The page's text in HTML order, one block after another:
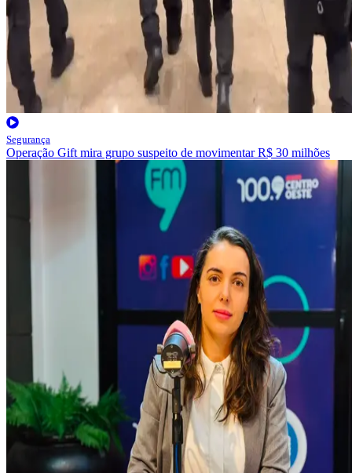
Segurança
Operação Gift mira grupo suspeito de movimentar R$ 30 milhões